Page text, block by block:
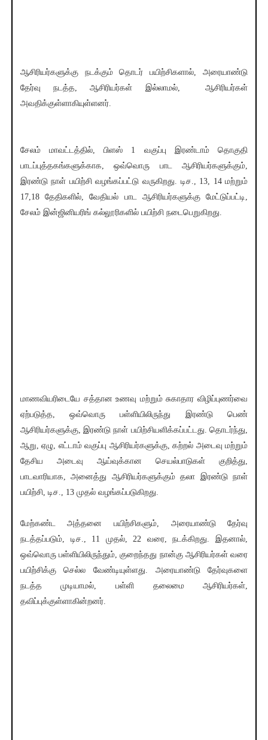
ஆசிரியர்களுக்கு நடக்கும் தொடர் பயிற்சிகளால், அரையாண்டு
தேர்வு நடத்த, ஆசிரியர்கள் இல்லாமல், ஆசிரியர்கள்
அவதிக்குள்ளாகியுள்ளனர்.
சேலம் மாவட்டத்தில், பிளஸ் 1 வகுப்பு இரண்டாம் தொகுதி
பாடப்புத்தகங்களுக்காக, ஒவ்வொரு பாட ஆசிரியர்களுக்கும்,
இரண்டு நாள் பயிற்சி வழங்கப்பட்டு வருகிறது. டிச., 13, 14 மற்றும்
17,18 தேதிகளில், வேதியல் பாட ஆசிரியர்களுக்கு மேட்டுப்பட்டி,
சேலம் இன்ஜினியரிங் கல்லூரிகளில் பயிற்சி நடைபெறுகிறது.
மாணவியரிடையே சத்தான உணவு மற்றும் சுகாதார விழிப்புணர்வை
ஏற்படுத்த, ஒவ்வொரு பள்ளியிலிருந்து இரண்டு பெண்
ஆசிரியர்களுக்கு, இரண்டு நாள் பயிற்சியளிக்கப்பட்டது. தொடர்ந்து,
ஆறு, ஏழு, எட்டாம் வகுப்பு ஆசிரியர்களுக்கு, கற்றல் அடைவு மற்றும்
தேசிய அடைவு ஆய்வுக்கான செயல்பாடுகள் குறித்து,
பாடவாரியாக, அனைத்து ஆசிரியர்களுக்கும் தலா இரண்டு நாள்
பயிற்சி, டிச., 13 முதல் வழங்கப்படுகிறது.
மேற்கண்ட அத்தனை பயிற்சிகளும், அரையாண்டு தேர்வு
நடத்தப்படும், டிச., 11 முதல், 22 வரை, நடக்கிறது. இதனால்,
ஒவ்வொரு பள்ளியிலிருந்தும், குறைந்தது நான்கு ஆசிரியர்கள் வரை
பயிற்சிக்கு செல்ல வேண்டியுள்ளது. அரையாண்டு தேர்வுகளை
நடத்த முடியாமல், பள்ளி தலைமை ஆசிரியர்கள்,
தவிப்புக்குள்ளாகின்றனர்.